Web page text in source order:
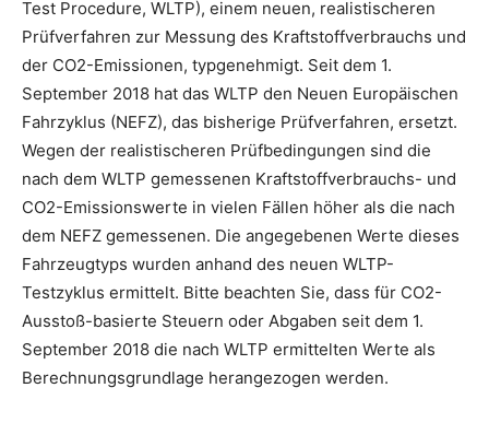
Test Procedure, WLTP), einem neuen, realistischeren
Prüfverfahren zur Messung des Kraftstoffverbrauchs und
der CO2-Emissionen, typgenehmigt. Seit dem 1.
September 2018 hat das WLTP den Neuen Europäischen
Fahrzyklus (NEFZ), das bisherige Prüfverfahren, ersetzt.
Wegen der realistischeren Prüfbedingungen sind die
nach dem WLTP gemessenen Kraftstoffverbrauchs- und
CO2-Emissionswerte in vielen Fällen höher als die nach
dem NEFZ gemessenen. Die angegebenen Werte dieses
Fahrzeugtyps wurden anhand des neuen WLTP-
Testzyklus ermittelt. Bitte beachten Sie, dass für CO2-
Ausstoß-basierte Steuern oder Abgaben seit dem 1.
September 2018 die nach WLTP ermittelten Werte als
Berechnungsgrundlage herangezogen werden.